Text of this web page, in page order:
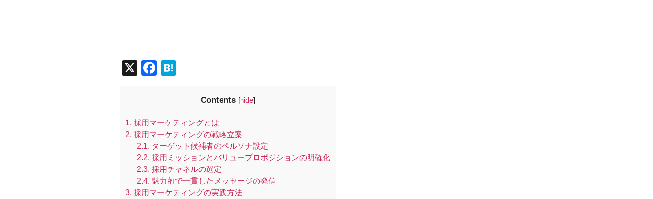
X
F
a
b
o
o
k
at
a
Contents [hide]
1. 採用マーケティングとは
2. 採用マーケティングの戦略立案
2.1. ターゲット候補者のペルソナ設定
2.2. 採用ミッションとバリュープロポジションの明確化
2.3. 採用チャネルの選定
2.4. 魅力的で一貫したメッセージの発信
3. 採用マーケティングの実践方法